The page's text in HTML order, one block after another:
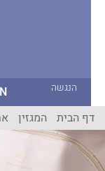
הנגשה
הבית המגזין אחר